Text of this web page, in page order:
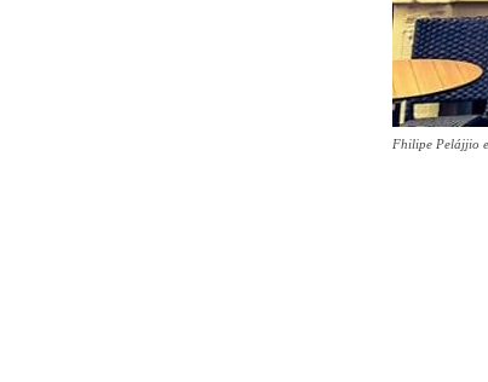
Fhilipe Pelájjio